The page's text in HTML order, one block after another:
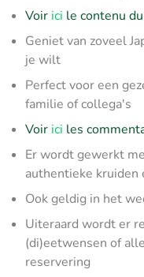
Voir ici le contenu
Geniet van zoveel
je wilt
Perfect voor een
familie of collega's
Voir ici les
Er wordt gewerkt
authentieke kruiden
Ook geldig in het
Uiteraard wordt er
(di)eetwensen of
reservering